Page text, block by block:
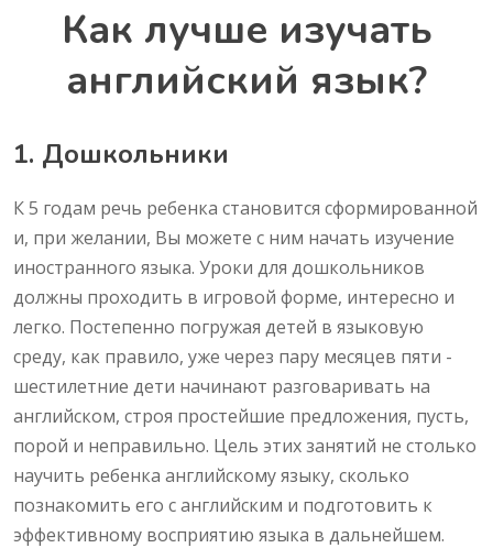
Как лучше изучать
английский язык?
1. Дошкольники
К 5 годам речь ребенка становится сформированной
и, при желании, Вы можете с ним начать изучение
иностранного языка. Уроки для дошкольников
должны проходить в игровой форме, интересно и
легко. Постепенно погружая детей в языковую
среду, как правило, уже через пару месяцев пяти -
шестилетние дети начинают разговаривать на
английском, строя простейшие предложения, пусть,
порой и неправильно. Цель этих занятий не столько
научить ребенка английскому языку, сколько
познакомить его с английским и подготовить к
эффективному восприятию языка в дальнейшем.